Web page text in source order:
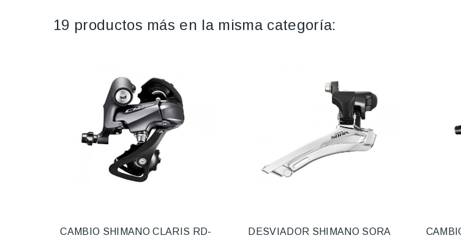
19 productos más en la misma categoría:
CAMBIO SHIMANO CLARIS RD-
DESVIADOR SHIMANO SORA